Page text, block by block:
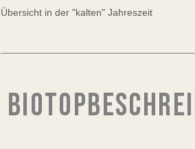
Übersicht in der "kalten" Jahreszeit